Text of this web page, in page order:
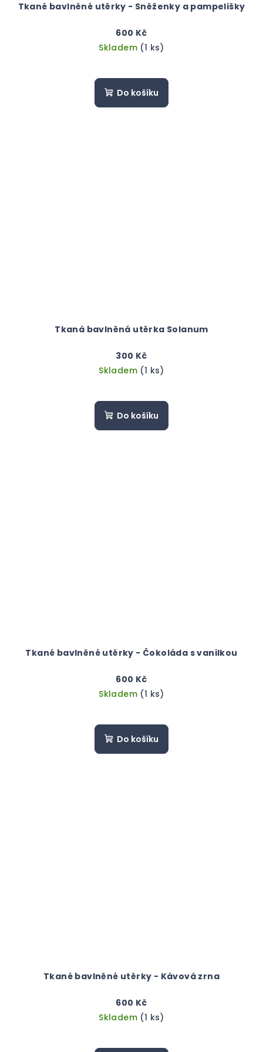
Tkané bavlněné utěrky - Sněženky a pampelišky
600 Kč
Skladem (1 ks)
Do košíku
Tkaná bavlněná utěrka Solanum
300 Kč
Skladem (1 ks)
Do košíku
Tkané bavlněné utěrky - Čokoláda s vanilkou
600 Kč
Skladem (1 ks)
Do košíku
Tkané bavlněné utěrky - Kávová zrna
600 Kč
Skladem (1 ks)